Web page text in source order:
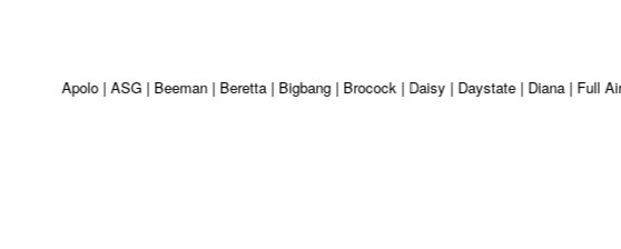
| Apolo | ASG | Beeman | Beretta | Bigbang | Brocock | Daisy | Daystate | Diana | Full